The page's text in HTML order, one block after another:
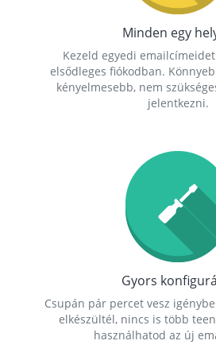
Minden egy
Kezeld egyedi
elsődleges fiókodban.
kényelmesebb, nem
jelentkezni.
Gyors
Csupán pár percet vesz
elkészültél, nincs is több
használhatod az új